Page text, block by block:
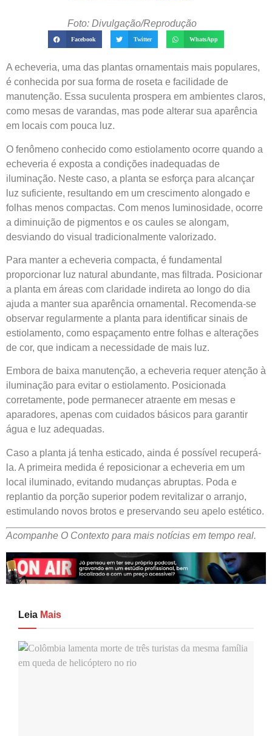
Foto: Divulgação/Reprodução
Facebook Twitter WhatsApp
A echeveria, uma das plantas ornamentais mais populares,
é conhecida por sua forma de roseta e facilidade de
manutenção. Essa suculenta prospera em ambientes claros,
como mesas de varandas, mas pode alterar sua aparência
em locais com pouca luz.
O fenômeno conhecido como estiolamento ocorre quando a
echeveria é exposta a condições inadequadas de
iluminação. Neste caso, a planta se esforça para alcançar
luz suficiente, resultando em um crescimento alongado e
folhas menos compactas. Com menos luminosidade, ocorre
a diminuição de pigmentos e os caules se alongam,
desviando do visual tradicionalmente valorizado.
Para manter a echeveria compacta, é fundamental
proporcionar luz natural abundante, mas filtrada. Posicionar
a planta em áreas com claridade indireta ao longo do dia
ajuda a manter sua aparência ornamental. Recomenda-se
observar regularmente a planta para identificar sinais de
estiolamento, como espaçamento entre folhas e alterações
de cor, que indicam a necessidade de mais luz.
Embora de baixa manutenção, a echeveria requer atenção à
iluminação para evitar o estiolamento. Posicionada
corretamente, pode permanecer atraente em mesas e
aparadores, apenas com cuidados básicos para garantir
água e luz adequadas.
Caso a planta já tenha esticado, ainda é possível recuperá-
la. A primeira medida é reposicionar a echeveria em um
local iluminado, evitando mudanças abruptas. Poda e
replantio da porção superior podem revitalizar o arranjo,
estimulando novos brotos e preservando seu apelo estético.
Acompanhe O Contexto para mais notícias em tempo real.
Leia Mais